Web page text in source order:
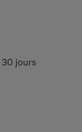
jours